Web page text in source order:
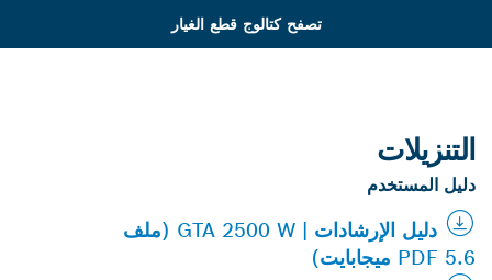
تصفح كتالوج قطع الغيار
التنزيلات
دليل المستخدم
دليل الإرشادات | GTA 2500 W (ملف
PDF 5.6 ميجابايت)